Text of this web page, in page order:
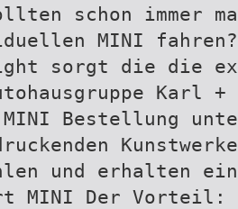
schon immer
MINI
sorgt die die
Karl
Bestellung
und erhalten
MINI Der Vorteil: